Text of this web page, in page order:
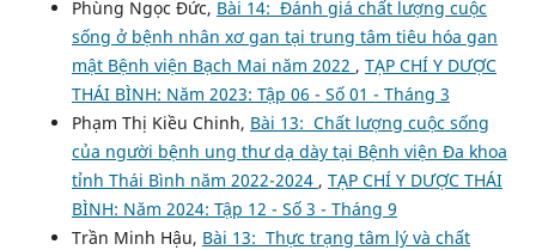
Phùng Ngọc Đức, Bài 14: Đánh giá chất lượng cuộc
sống ở bệnh nhân xơ gan tại trung tâm tiêu hóa gan
mật Bệnh viện Bạch Mai năm 2022 , TẠP CHÍ Y DƯỢC
THÁI BÌNH: Năm 2023: Tập 06 - Số 01 - Tháng 3
Phạm Thị Kiều Chinh, Bài 13: Chất lượng cuộc sống
của người bệnh ung thư dạ dày tại Bệnh viện Đa khoa
tỉnh Thái Bình năm 2022-2024 , TẠP CHÍ Y DƯỢC THÁI
BÌNH: Năm 2024: Tập 12 - Số 3 - Tháng 9
Trần Minh Hậu, Bài 13: Thực trạng tâm lý và chất